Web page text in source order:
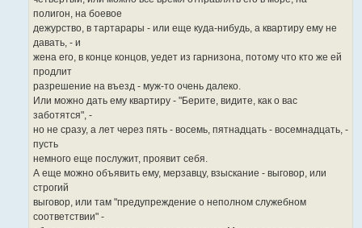
полигон, на боевое
дежурство, в тартарары - или еще куда-нибудь, а квартиру ему не
давать, - и
жена его, в конце концов, уедет из гарнизона, потому что кто же ей
продлит
разрешение на въезд - муж-то очень далеко.
Или можно дать ему квартиру - "Берите, видите, как о вас
заботятся", -
но не сразу, а лет через пять - восемь, пятнадцать - восемнадцать, -
пусть
немного еще послужит, проявит себя.
А еще можно объявить ему, мерзавцу, взыскание - выговор, или
строгий
выговор, или там "предупреждение о неполном служебном
соответствии" -